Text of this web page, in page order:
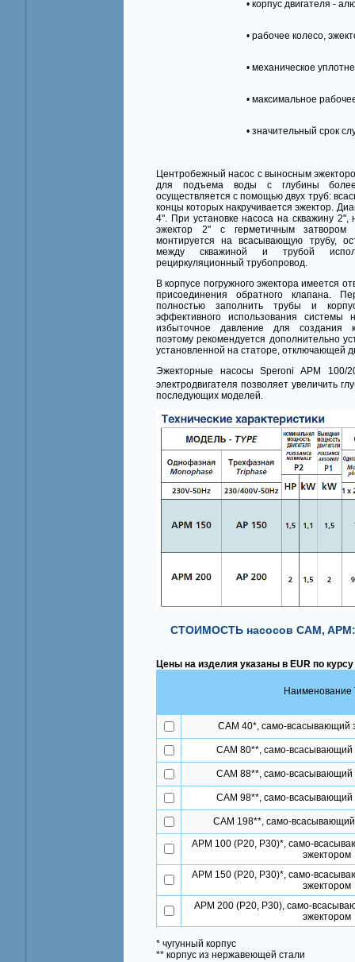
• корпус двигателя -
• рабочее колесо, эжектор,
• механическое уплотнение
• максимальное рабочее
• значительный срок
Центробежный насос с выносным
для подъема воды с глубины
осуществляется с помощью двух труб:
концы которых накручивается эжектор.
4". При установке насоса на скважину
эжектор 2" с герметичным затвором
монтируется на всасывающую трубу,
между скважиной и трубой
рециркуляционный трубопровод.
В корпусе погружного эжектора имеется
присоединения обратного клапана.
полностью заполнить трубы и
эффективного использования системы
избыточное давление для создания
поэтому рекомендуется дополнительно
установленной на статоре, отключающей
Эжекторные насосы Speroni APM
электродвигателя позволяет увеличить
последующих моделей.
СТОИМОСТЬ насосов CAM, APM:
Цены на изделия указаны в EUR по
Наименование
САМ 40*, само-всасывающий
САМ 80**, само-всасывающий
САМ 88**, само-всасывающий
САМ 98**, само-всасывающий
САМ 198**, само-всасывающий
АРМ 100 (Р20, Р30)*, само-
эжектором
АРМ 150 (Р20, Р30)*, само-
эжектором
АРМ 200 (Р20, Р30), само-
эжектором
* чугунный корпус
** корпус из нержавеющей стали